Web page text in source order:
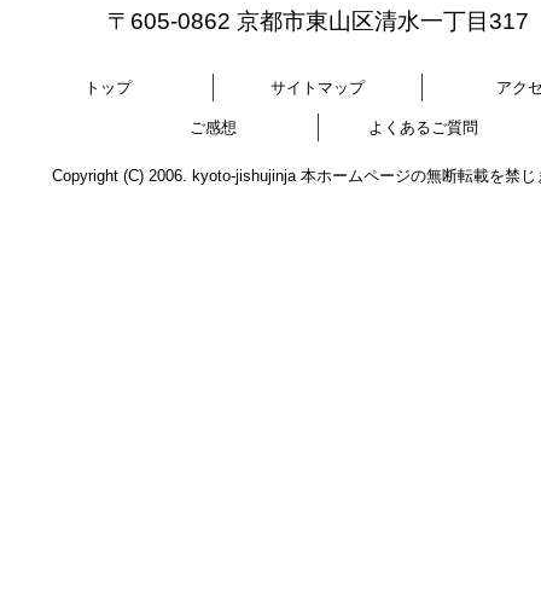
〒605-0862 京都市東山区清水一丁目317
トップ サイトマップ アク
ご感想 よくあるご質問
Copyright (C) 2006. kyoto-jishujinja 本ホームページの無断転載を禁じ